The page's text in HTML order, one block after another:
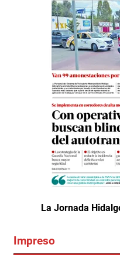
La Jornada
Impreso